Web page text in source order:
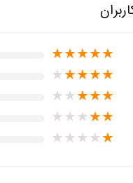
★
★
★
★
★
★
★
★
★
★
★
★
★
★
★
★
★
★
★
★
★
★
★
★
★